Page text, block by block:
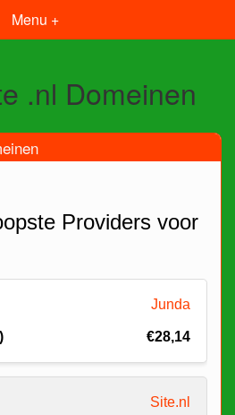
Menu +
.nl Domeinen
Providers voor
Junda
€28,14
Site.nl